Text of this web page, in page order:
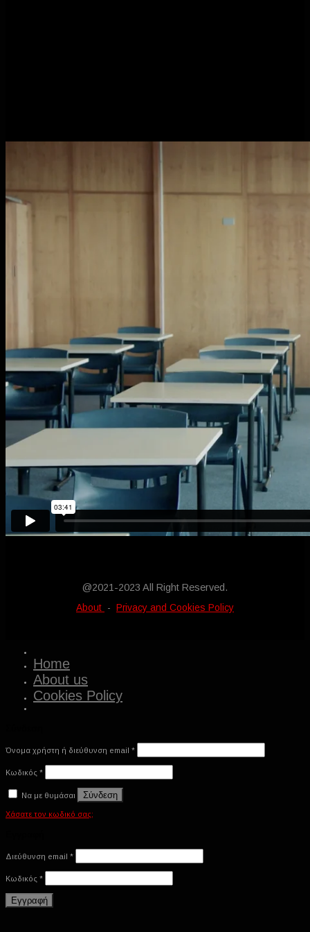
@2021-2023 All Right Reserved.
About - Privacy and Cookies Policy
Home
About us
Cookies Policy
Όνομα χρήστη ή διεύθυνση email *
Κωδικός *
Να με θυμάσαι Σύνδεση
Χάσατε τον κωδικό σας;
Διεύθυνση email *
Κωδικός *
Εγγραφή